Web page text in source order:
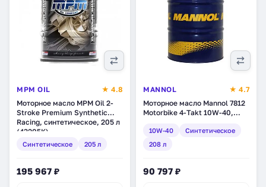
MPM OIL
★ 4.8
Моторное масло MPM Oil 2-
Stroke Premium Synthetic
Racing, синтетическое, 205 л
(43205K)
Синтетическое 205 л
195 967 ₽
MANNOL
★ 4.7
Моторное масло Mannol 7812
Motorbike 4-Takt 10W-40,
10W-40
Синтетическое
208 л
90 797 ₽